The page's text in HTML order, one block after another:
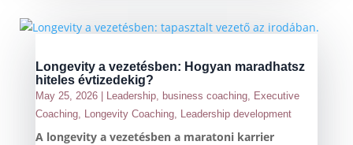
Longevity a vezetésben: Hogyan maradhatsz
hiteles évtizedekig?
May 25, 2026| Leadership, business coaching, Executive
Coaching, Longevity Coaching, Leadership development
A longevity a vezetésben a maratoni karrier